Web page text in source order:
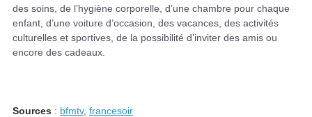
des soins, de l’hygiène corporelle, d’une chambre pour chaque
enfant, d’une voiture d’occasion, des vacances, des activités
culturelles et sportives, de la possibilité d’inviter des amis ou
encore des cadeaux.
Sources : bfmtv, francesoir